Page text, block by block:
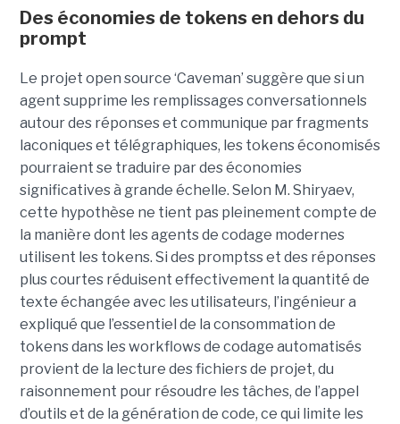
Des économies de tokens en dehors du
prompt
Le projet open source ‘Caveman’ suggère que si un
agent supprime les remplissages conversationnels
autour des réponses et communique par fragments
laconiques et télégraphiques, les tokens économisés
pourraient se traduire par des économies
significatives à grande échelle. Selon M. Shiryaev,
cette hypothèse ne tient pas pleinement compte de
la manière dont les agents de codage modernes
utilisent les tokens. Si des promptss et des réponses
plus courtes réduisent effectivement la quantité de
texte échangée avec les utilisateurs, l’ingénieur a
expliqué que l’essentiel de la consommation de
tokens dans les workflows de codage automatisés
provient de la lecture des fichiers de projet, du
raisonnement pour résoudre les tâches, de l’appel
d’outils et de la génération de code, ce qui limite les